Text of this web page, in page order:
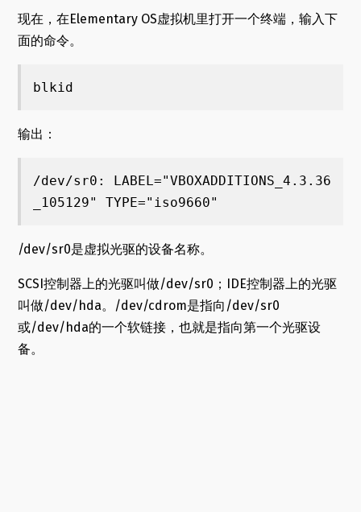
现在，在Elementary OS虚拟机里打开一个终端，输入下
面的命令。
blkid
输出：
/dev/sr0: LABEL="VBOXADDITIONS_4.3.36
_105129" TYPE="iso9660"
/dev/sr0是虚拟光驱的设备名称。
SCSI控制器上的光驱叫做/dev/sr0；IDE控制器上的光驱
叫做/dev/hda。/dev/cdrom是指向/dev/sr0
或/dev/hda的一个软链接，也就是指向第一个光驱设
备。